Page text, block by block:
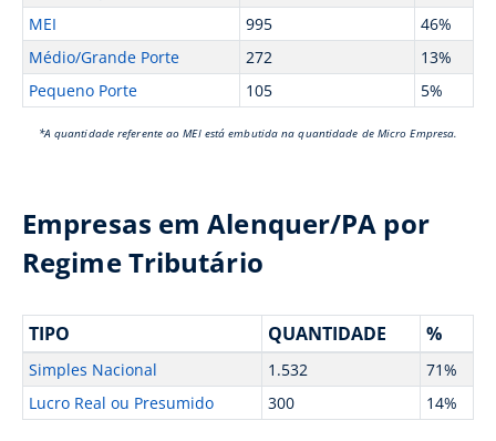
MEI
995
46%
Médio/Grande Porte
272
13%
Pequeno Porte
105 5%
*A quantidade referente ao MEI está embutida na quantidade de Micro Empresa.
Empresas em Alenquer/PA por
Regime Tributário
TIPO QUANTIDADE %
Simples Nacional 1.532
71%
Lucro Real ou Presumido
300 14%